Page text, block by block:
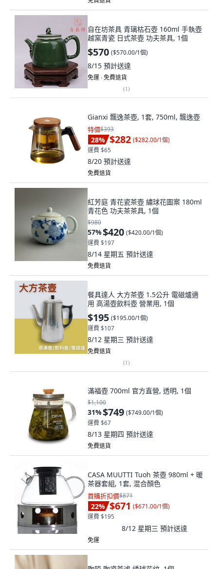
自在坊茶具 青璃枯石壺 160ml 手執壺
越窯青瓷 日式茶壺 功夫茶具, 1個
$570 ($570.00/1個)
8/15 預計送達
免運 ∙ 免費退貨
(1)
Gianxi 飄逸茶壺, 1套, 750ml, 飄逸壺
特價$393
28% $282 ($282.00/1個)
運費 $65
8/20 預計送達
免費退貨
紅芳庭 青花瓷茶壺 繡球花圖案 180ml
青花色 功夫茶茶具, 1個
$980
57%$420 ($420.00/1個)
運費 $197
8/14 星期五 預計送達
免費退貨
餐具達人 大方茶壺 1.5公升 電磁爐適
用 高湯壺飲料壺 營業用, 1個
$195 ($195.00/1個)
運費 $107
8/12 星期三 預計送達
免費退貨
(1)
滿福壺 700ml 官方直營, 透明, 1個
$1,100
31%$749 ($749.00/1個)
運費 $67
8/13 星期四 預計送達
免費退貨
CASA MUUTTI Tuoh 茶壺 980ml + 暖
茶器套組, 1套, 混合顏色
首購折扣價$871
22% $671 ($671.00/1個)
運費 $195
8/12 星期三 預計送達
免運